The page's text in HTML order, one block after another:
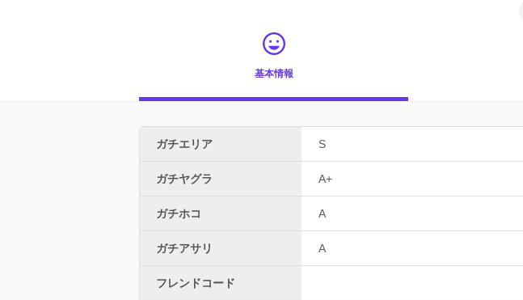
基本情報
ガチエリア S
ガチヤグラ A+
ガチホコ A
ガチアサリ A
フレンドコード